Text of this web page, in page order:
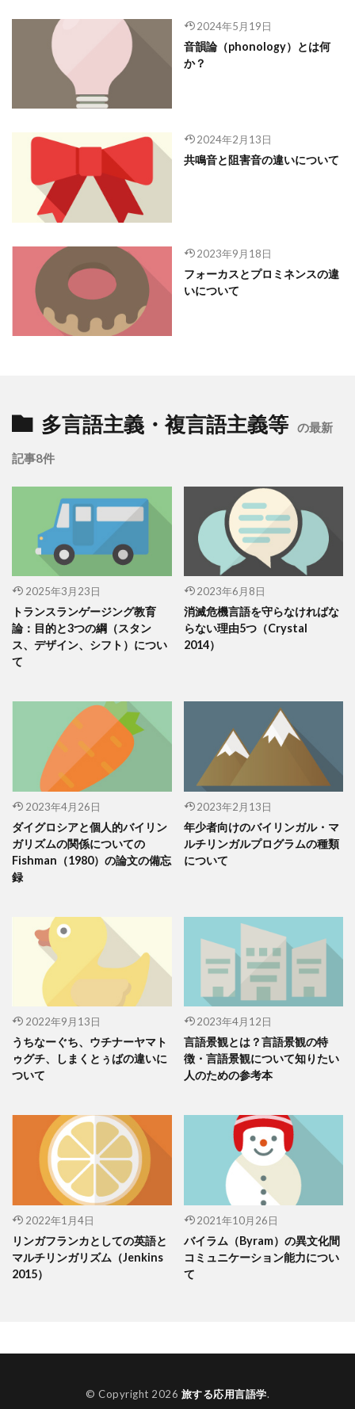
2024年5月19日
音韻論（phonology）とは何
か？
2024年2月13日
共鳴音と阻害音の違いについて
2023年9月18日
フォーカスとプロミネンスの違
いについて
多言語主義・複言語主義等 の最新
記事8件
2025年3月23日
トランスランゲージング教育
論：目的と3つの綱（スタン
ス、デザイン、シフト）につい
て
2023年6月8日
消滅危機言語を守らなければな
らない理由5つ（Crystal
2014）
2023年4月26日
ダイグロシアと個人的バイリン
ガリズムの関係についての
Fishman（1980）の論文の備忘
録
2023年2月13日
年少者向けのバイリンガル・マ
ルチリンガルプログラムの種類
について
2022年9月13日
うちなーぐち、ウチナーヤマト
ゥグチ、しまくとぅばの違いに
ついて
2023年4月12日
言語景観とは？言語景観の特
徴・言語景観について知りたい
人のための参考本
2022年1月4日
リンガフランカとしての英語と
マルチリンガリズム（Jenkins
2015）
2021年10月26日
バイラム（Byram）の異文化間
コミュニケーション能力につい
て
© Copyright 2026 旅する応用言語学.